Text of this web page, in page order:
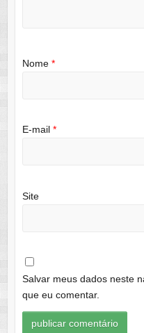
Nome *
E-mail *
Site
Salvar meus dados neste
que eu comentar.